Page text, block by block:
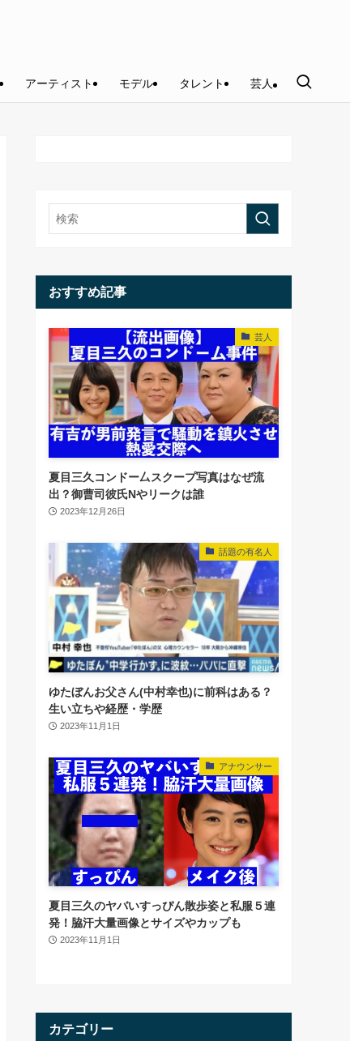
アーティスト モデル タレント 芸人
おすすめ記事
芸人
夏目三久コンドー厶スクープ写真はなぜ流
出？御曹司彼氏Nやリークは誰
2023年12月26日
話題の有名人
ゆたぼんお父さん(中村幸也)に前科はある？
生い立ちや経歴・学歴
2023年11月1日
アナウンサー
夏目三久のヤバいすっぴん散歩姿と私服５連
発！脇汗大量画像とサイズやカップも
2023年11月1日
カテゴリー